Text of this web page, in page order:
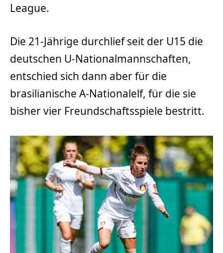
League.
Die 21-Jährige durchlief seit der U15 die
deutschen U-Nationalmannschaften,
entschied sich dann aber für die
brasilianische A-Nationalelf, für die sie
bisher vier Freundschaftsspiele bestritt.